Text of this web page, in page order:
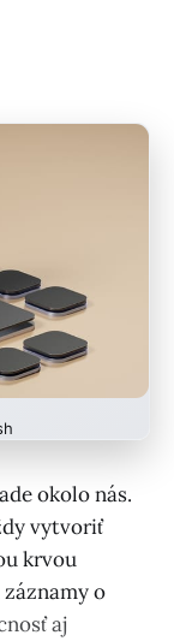
okolo nás.
vytvoriť
krvou
o
aj